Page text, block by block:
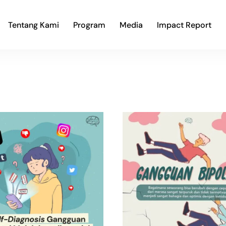
Tentang Kami Program Media Impact Report